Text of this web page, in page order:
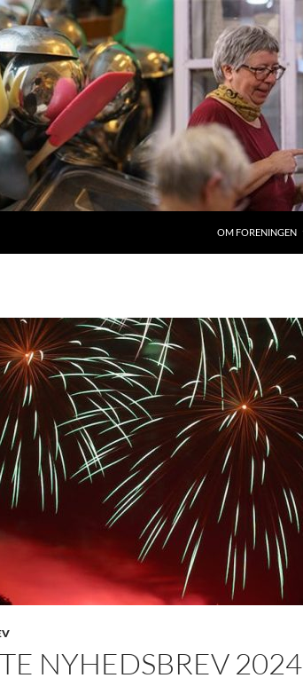
OM FORENINGEN
NYHEDSBREV 2024